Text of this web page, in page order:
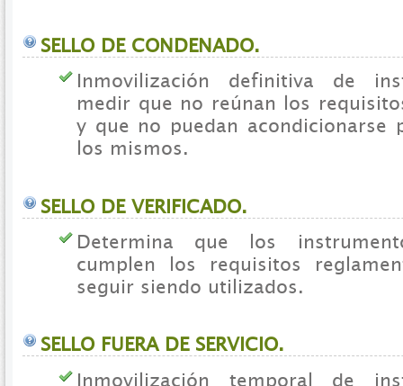
SELLO DE CONDENADO.
Inmovilización definitiva de
medir que no reúnan los
y que no puedan acondicionarse
los mismos.
SELLO DE VERIFICADO.
Determina que los
cumplen los requisitos
seguir siendo utilizados.
SELLO FUERA DE SERVICIO.
Inmovilización temporal de